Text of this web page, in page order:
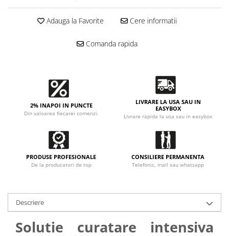
Adauga la Favorite Cere informatii
Comanda rapida
2% INAPOI IN PUNCTE
Din valoarea fiecarei comenzi.
LIVRARE LA USA SAU IN
EASYBOX
Livrare rapida la usa sau in easybox
PRODUSE PROFESIONALE
De la producatori de top
CONSILIERE PERMANENTA
Telefonic, mail sau whatsapp
Descriere
Solutie curatare intensiva